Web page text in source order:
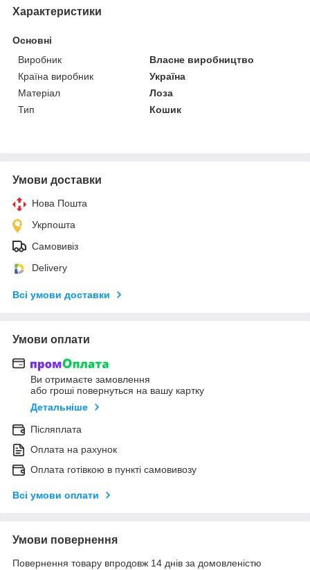
Характеристики
Основні
Виробник
Власне виробництво
Країна виробник
Україна
Матеріал
Лоза
Тип
Кошик
Умови доставки
Нова Пошта
Укрпошта
Самовивіз
Delivery
Всі умови доставки
Умови оплати
Ви отримаєте замовлення
або гроші повернуться на вашу картку
Детальніше
Післяплата
Оплата на рахунок
Оплата готівкою в пункті самовивозу
Всі умови оплати
Умови повернення
Повернення товару впродовж 14 днів за домовленістю